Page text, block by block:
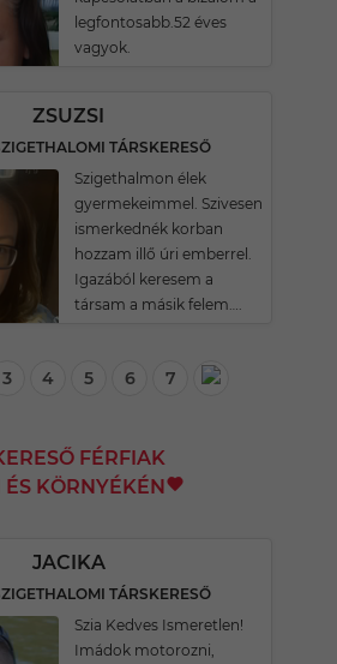
legfontosabb.52 éves
vagyok.
ZSUZSI
TÁRSKERESŐ
Szigethalmon élek
gyermekeimmel. Szivesen
ismerkednék korban
hozzam illő úri emberrel.
Igazából keresem a
társam a másik felem….
3 4 5 6 7
FÉRFIAK
KÖRNYÉKÉN
JACIKA
TÁRSKERESŐ
Szia Kedves Ismeretlen!
Imádok motorozni,